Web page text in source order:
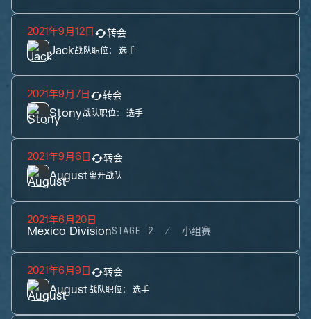
2021年9月12日 转会
Jack战队职位： 选手
2021年9月7日 转会
Stony战队职位： 选手
2021年9月6日 转会
August离开战队
2021年6月20日
Mexico DivisionSTAGE 2 小组赛
2021年6月9日 转会
August战队职位： 选手